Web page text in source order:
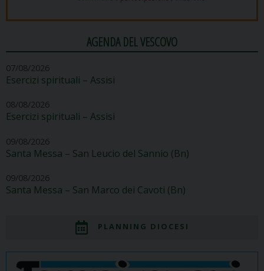
AGENDA DEL VESCOVO
07/08/2026
Esercizi spirituali – Assisi
08/08/2026
Esercizi spirituali – Assisi
09/08/2026
Santa Messa – San Leucio del Sannio (Bn)
09/08/2026
Santa Messa – San Marco dei Cavoti (Bn)
PLANNING DIOCESI